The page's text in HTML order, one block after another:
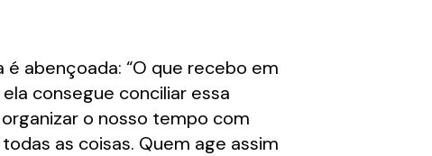
abençoada: “O que recebo em
consegue conciliar essa
o nosso tempo com
as coisas. Quem age assim